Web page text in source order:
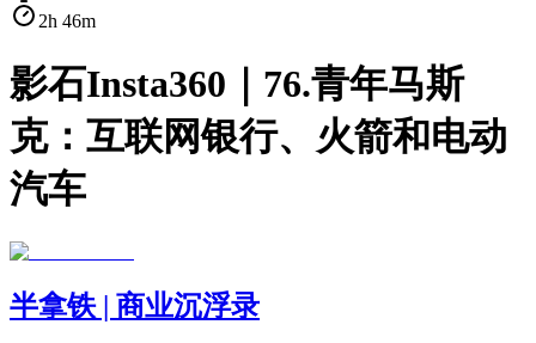
2h 46m
影石Insta360｜76.青年马斯
克：互联网银行、火箭和电动
汽车
半拿铁 | 商业沉浮录